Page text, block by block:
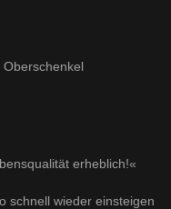
erheblich!«
schnell wieder einsteigen